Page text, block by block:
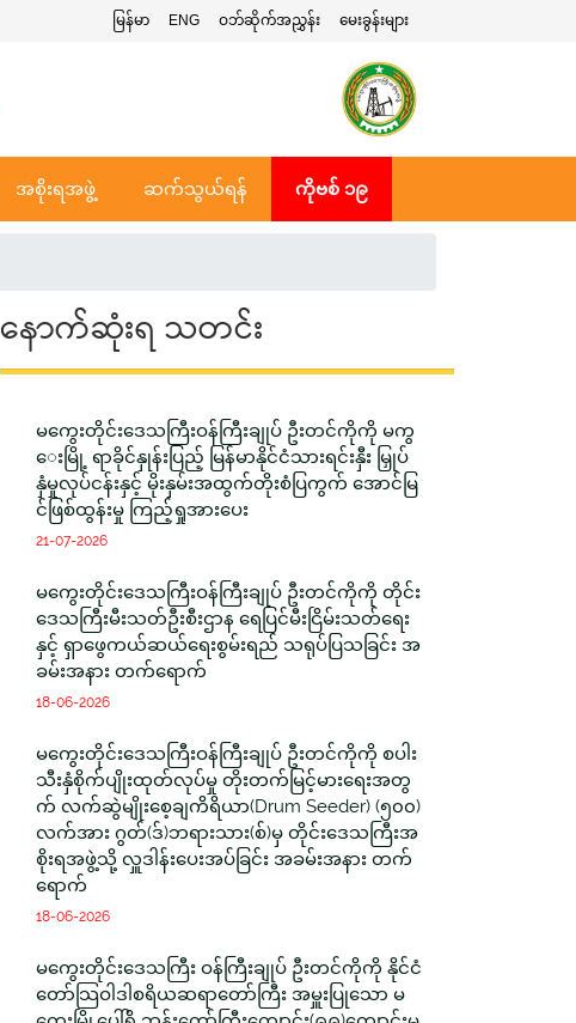
မေးခွန်းများ
ဝဘ်ဆိုက်အညွှန်း
ENG
မြန်မာ
အစိုးရအဖွဲ့ ဆက်သွယ်ရန် ကိုဗစ် ၁၉
နောက်ဆုံးရ သတင်း
မကွေးတိုင်းဒေသကြီးဝန်ကြီးချုပ် ဦးတင်ကိုကို မကွ
ေးမြို့ ရာခိုင်နှုန်းပြည့် မြန်မာနိုင်ငံသားရင်းနှီး မြှုပ်
နှံမှုလုပ်ငန်းနှင့် မိုးနှမ်းအထွက်တိုးစံပြကွက် အောင်မြ
င်ဖြစ်ထွန်းမှု ကြည့်ရှုအားပေး
21-07-2026
မကွေးတိုင်းဒေသကြီးဝန်ကြီးချုပ် ဦးတင်ကိုကို တိုင်း
ဒေသကြီးမီးသတ်ဦးစီးဌာန ရေပြင်မီးငြိမ်းသတ်ရေး
နှင့် ရှာဖွေကယ်ဆယ်ရေးစွမ်းရည် သရုပ်ပြသခြင်း အ
ခမ်းအနား တက်ရောက်
18-06-2026
မကွေးတိုင်းဒေသကြီးဝန်ကြီးချုပ် ဦးတင်ကိုကို စပါး
သီးနှံစိုက်ပျိုးထုတ်လုပ်မှု တိုးတက်မြင့်မားရေးအတွ
က် လက်ဆွဲမျိုးစေ့ချကိရိယာ(Drum Seeder) (၅၀၀)
လက်အား ဂွတ်(ဒ်)ဘရားသား(စ်)မှ တိုင်းဒေသကြီးအ
စိုးရအဖွဲ့သို့ လှူဒါန်းပေးအပ်ခြင်း အခမ်းအနား တက်
ရောက်
18-06-2026
မကွေးတိုင်းဒေသကြီး ဝန်ကြီးချုပ် ဦးတင်ကိုကို နိုင်ငံ
တော်သြဝါဒါစရိယဆရာတော်ကြီး အမှူးပြုသော မ